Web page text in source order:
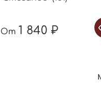
От 1 840 ₽